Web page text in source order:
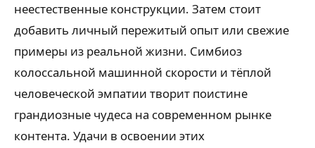
неестественные конструкции. Затем стоит
добавить личный пережитый опыт или свежие
примеры из реальной жизни. Симбиоз
колоссальной машинной скорости и тёплой
человеческой эмпатии творит поистине
грандиозные чудеса на современном рынке
контента. Удачи в освоении этих